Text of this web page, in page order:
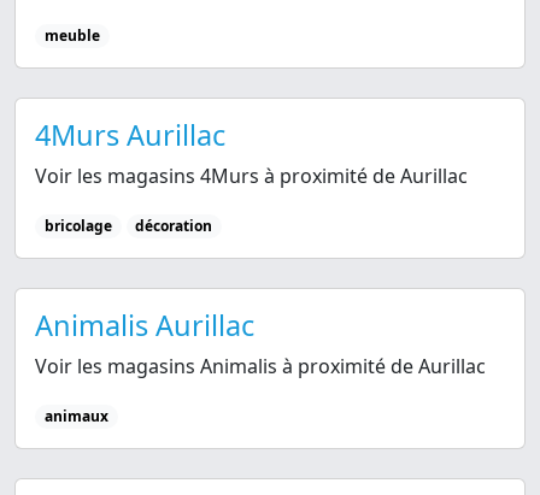
meuble
4Murs Aurillac
Voir les magasins 4Murs à proximité de Aurillac
bricolage décoration
Animalis Aurillac
Voir les magasins Animalis à proximité de Aurillac
animaux